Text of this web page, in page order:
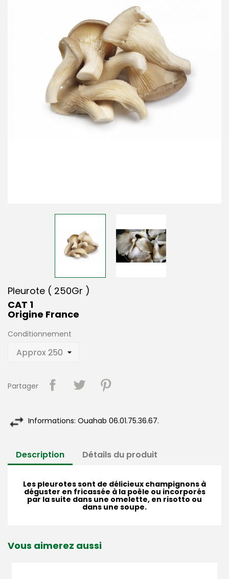
Pleurote ( 250Gr )
CAT 1
Origine France
Conditionnement
Partager
Informations: Ouahab 06.01.75.36.67.
Description Détails du produit
Les pleurotes sont de délicieux champignons à
déguster en fricassée à la poêle ou incorporés
par la suite dans une omelette, en risotto ou
dans une soupe.
Vous aimerez aussi